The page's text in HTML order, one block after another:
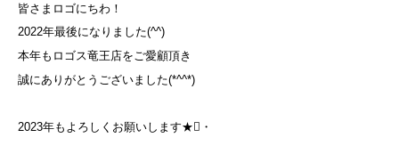
皆さまロゴにちわ！
2022年最後になりました(^^)
本年もロゴス竜王店をご愛顧頂き
誠にありがとうございました(*^^*)
2023年もよろしくお願いします★・